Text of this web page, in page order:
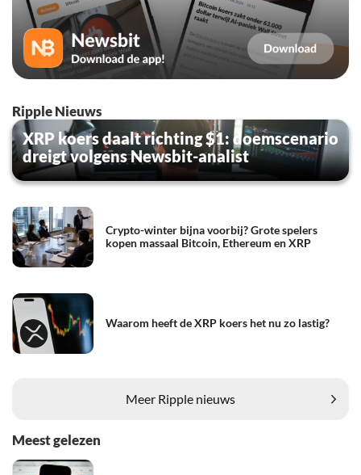
Ripple Nieuws
XRP koers daalt richting $1: doemscenario
dreigt volgens Newsbit-analist
Crypto-winter bijna voorbij? Grote spelers
kopen massaal Bitcoin, Ethereum en XRP
Waarom heeft de XRP koers het nu zo lastig?
Meer Ripple nieuws
Meest gelezen